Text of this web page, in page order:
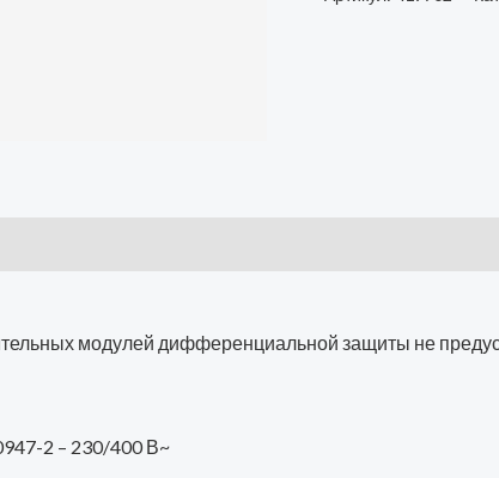
модулей дифференциальной защиты не
2 – 230/400 В~